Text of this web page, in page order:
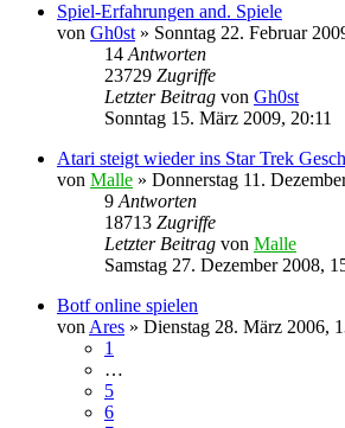
Spiel-Erfahrungen and. Spiele
von Gh0st » Sonntag 22. Februar
14 Antworten
23729 Zugriffe
Letzter Beitrag von Gh0st
Sonntag 15. März 2009, 20:11
Atari steigt wieder ins Star Trek
von Malle » Donnerstag 11.
9 Antworten
18713 Zugriffe
Letzter Beitrag von Malle
Samstag 27. Dezember 2008,
Botf online spielen
von Ares » Dienstag 28. März 2006,
1
…
5
6